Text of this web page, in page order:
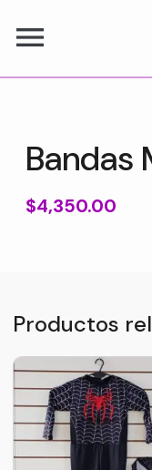
Bandas
$4,350.00
Productos